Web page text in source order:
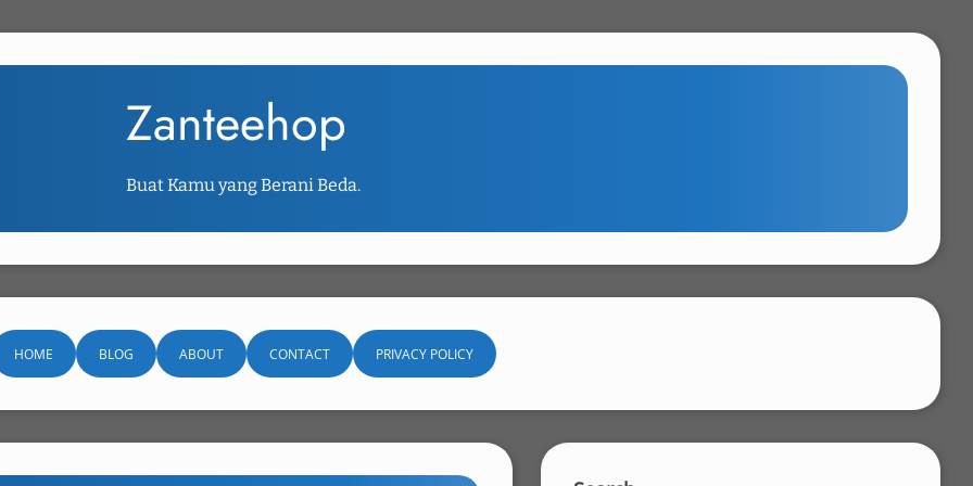
Zanteehop
Buat Kamu yang Berani Beda.
HOME BLOG ABOUT CONTACT PRIVACY POLICY